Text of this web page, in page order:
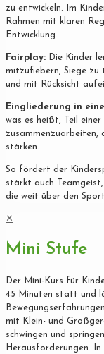
zu entwickeln. Im
Rahmen mit klaren
Entwicklung.
Fairplay: Die Kinder
mitzufiebern, Siege zu
und mit Rücksicht
Eingliederung in
was es heißt, Teil einer
zusammenzuarbeiten,
stärken.
So fördert der
stärkt auch
die weit über den
✕
Mini Stufe
Der Mini-Kurs für
45 Minuten statt und
mit Klein- und
schwingen und
Herausforderungen.